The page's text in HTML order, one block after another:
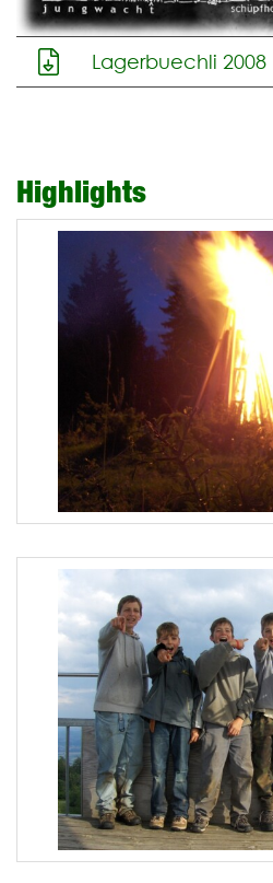
Lagerbuechli 2008
Highlights